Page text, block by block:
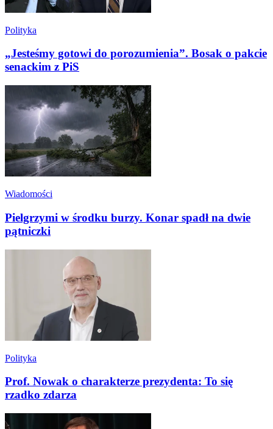
Polityka
„Jesteśmy gotowi do porozumienia”. Bosak o pakcie
senackim z PiS
Wiadomości
Pielgrzymi w środku burzy. Konar spadł na dwie
pątniczki
Polityka
Prof. Nowak o charakterze prezydenta: To się
rzadko zdarza